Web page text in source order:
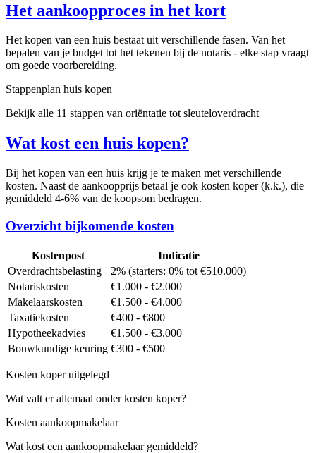
Het aankoopproces in het kort
Het kopen van een huis bestaat uit verschillende fasen. Van het
bepalen van je budget tot het tekenen bij de notaris - elke stap vraagt
om goede voorbereiding.
Stappenplan huis kopen
Bekijk alle 11 stappen van oriëntatie tot sleuteloverdracht
Wat kost een huis kopen?
Bij het kopen van een huis krijg je te maken met verschillende
kosten. Naast de aankoopprijs betaal je ook kosten koper (k.k.), die
gemiddeld 4-6% van de koopsom bedragen.
Overzicht bijkomende kosten
Kostenpost
Indicatie
Overdrachtsbelasting
2% (starters: 0% tot €510.000)
Notariskosten
€1.000 - €2.000
Makelaarskosten
€1.500 - €4.000
Taxatiekosten
€400 - €800
Hypotheekadvies
€1.500 - €3.000
Bouwkundige keuring €300 - €500
Kosten koper uitgelegd
Wat valt er allemaal onder kosten koper?
Kosten aankoopmakelaar
Wat kost een aankoopmakelaar gemiddeld?